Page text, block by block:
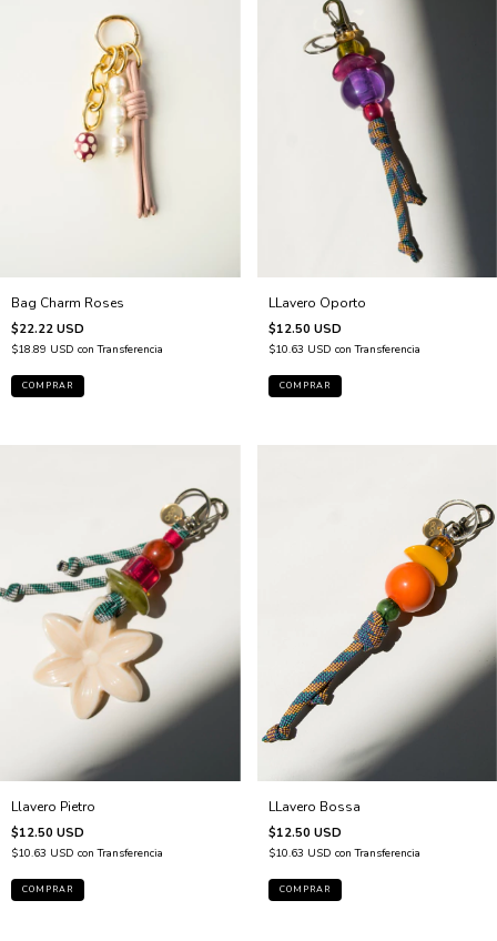
Bag Charm Roses
$22.22 USD
$18.89 USD con Transferencia
LLavero Oporto
$12.50 USD
$10.63 USD con Transferencia
Llavero Pietro
$12.50 USD
$10.63 USD con Transferencia
LLavero Bossa
$12.50 USD
$10.63 USD con Transferencia